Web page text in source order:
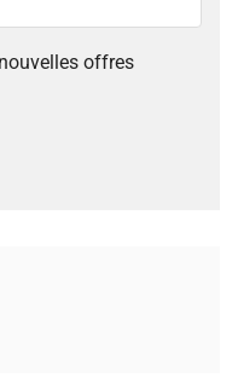
offres